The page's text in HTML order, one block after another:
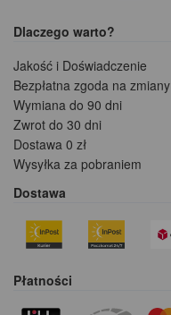
Dlaczego warto?
Jakość i Doświadczenie
Bezpłatna zgoda na zmiany
Wymiana do 90 dni
Zwrot do 30 dni
Dostawa 0 zł
Wysyłka za pobraniem
Dostawa
Płatności